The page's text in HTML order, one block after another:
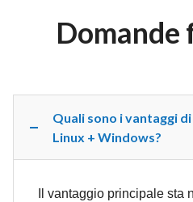
Quali sono i vantaggi
Linux + Windows?
Il vantaggio principale sta